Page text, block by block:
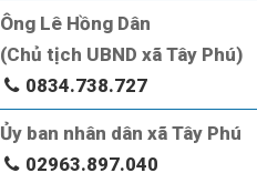
Ông Lê Hồng Dân
(Chủ tịch UBND xã Tây Phú)
0834.738.727
Ủy ban nhân dân xã Tây Phú
02963.897.040